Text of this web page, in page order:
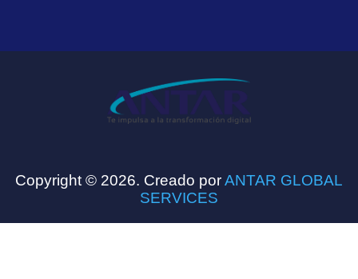
Copyright © 2026. Creado porANTAR GLOBAL
SERVICES